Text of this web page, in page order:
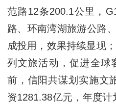
范路12条200.1公里，
路、环南湾湖旅游公路
成投用，效果持续显现
列文旅活动，促进全球
前，信阳共谋划实施文
资1281.38亿元，年度